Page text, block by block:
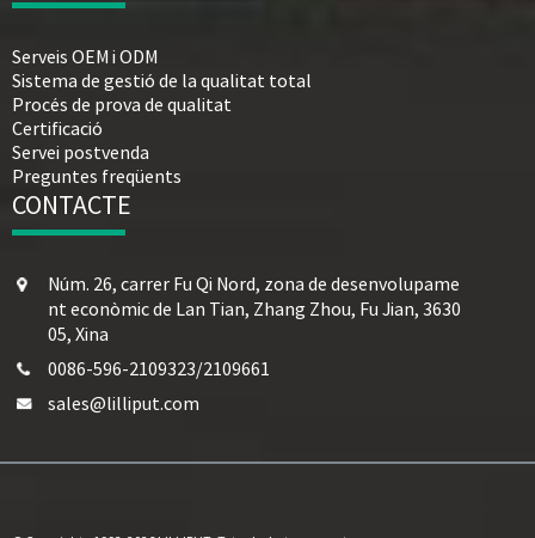
Serveis OEM i ODM
Sistema de gestió de la qualitat total
Procés de prova de qualitat
Certificació
Servei postvenda
Preguntes freqüents
CONTACTE
Núm. 26, carrer Fu Qi Nord, zona de desenvolupame
nt econòmic de Lan Tian, ​​Zhang Zhou, Fu Jian, 3630
05, Xina
0086-596-2109323/2109661
sales@lilliput.com